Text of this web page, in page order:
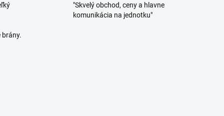
brány.
"Skvelý obchod, ceny a hlavne
komunikácia na jednotku"